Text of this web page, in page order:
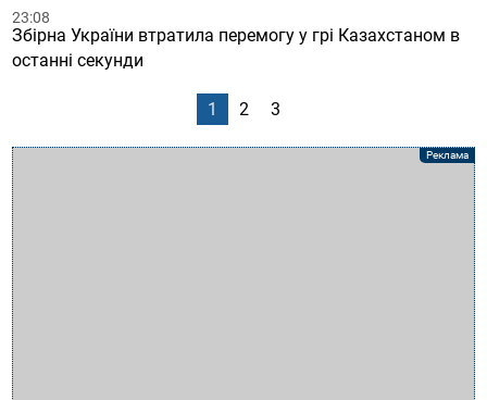
23:08
Збірна України втратила перемогу у грі Казахстаном в
останні секунди
1 2 3